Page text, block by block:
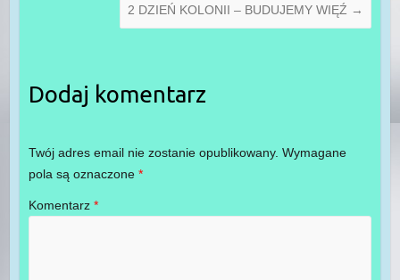
2 DZIEŃ KOLONII – BUDUJEMY WIĘŹ →
Dodaj komentarz
Twój adres email nie zostanie opublikowany. Wymagane
pola są oznaczone *
Komentarz *